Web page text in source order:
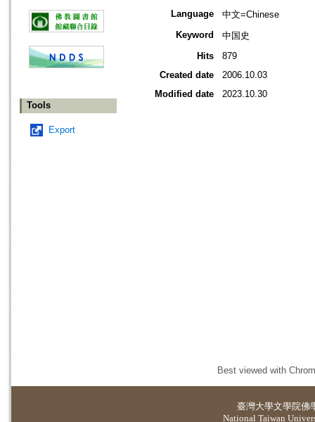
Tools
Export
Language
中文=Chinese
Keyword
中国史
Hits
879
Created date
2006.10.03
Modified date
2023.10.30
Best viewed with
臺灣大學文學院佛
National Taiwan